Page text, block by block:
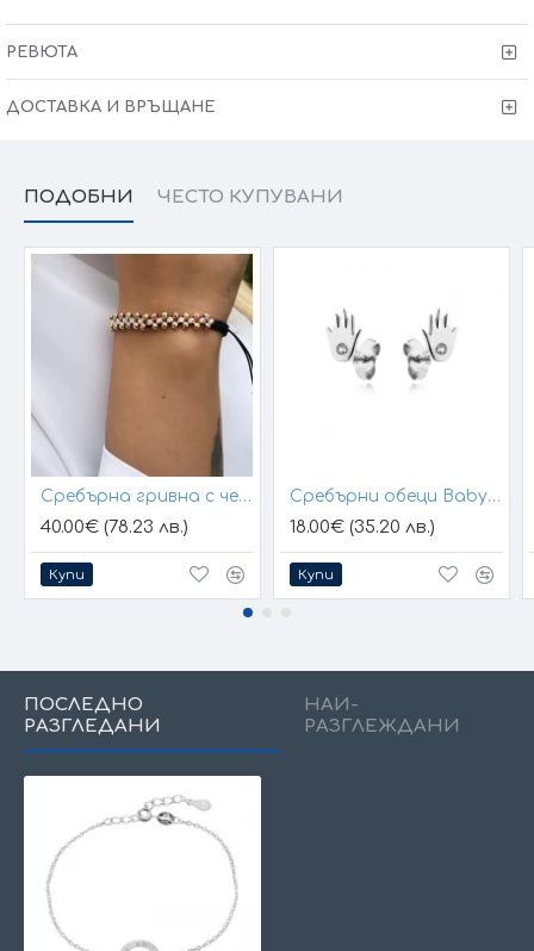
МЕСЕЦА!
РЕВЮТА
ДОСТАВКА И ВРЪЩАНЕ
ПОДОБНИ ЧЕСТО КУПУВАНИ
Сребърна гривна с черен конец и позлатени топчета
40.00€ (78.23 лв.)
Купи
Сребърни обеци Baby Hands
18.00€ (35.20 лв.)
Купи
ПОСЛЕДНО
РАЗГЛЕДАНИ
НАЙ-
РАЗГЛЕЖДАНИ